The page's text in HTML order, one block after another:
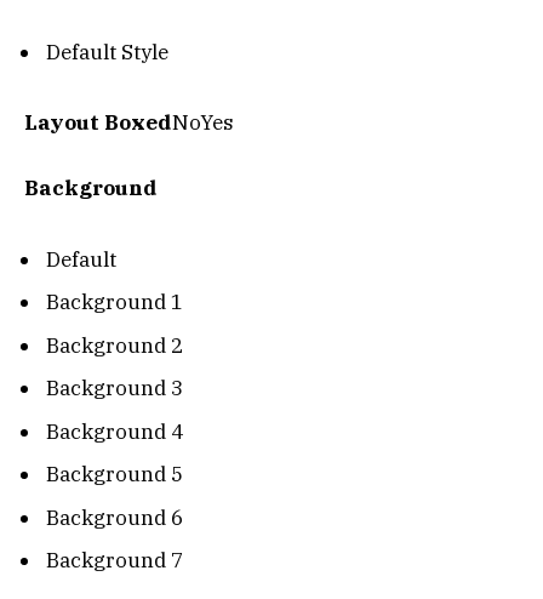
Default Style
Layout BoxedNoYes
Background
Default
Background 1
Background 2
Background 3
Background 4
Background 5
Background 6
Background 7